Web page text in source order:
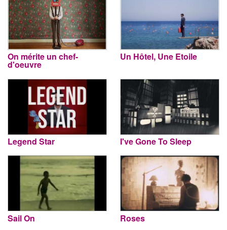
On mérite un chef-
d'oeuvre
Un Hôtel, Une Etoile
Legend Star I've Gone To Sleep
Sail On Roses